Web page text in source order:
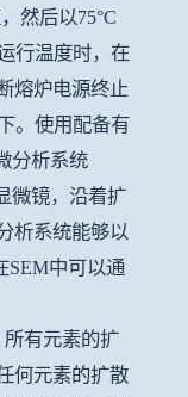
然后以75°C
行温度时，在
熔炉电源终止
。使用配备有
分析系统
微镜，沿着扩
析系统能够以
SEM中可以通
有元素的扩
何元素的扩散